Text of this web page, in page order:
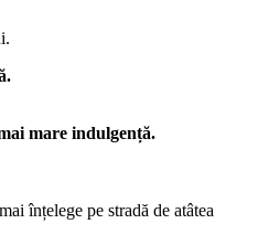
mare indulgență.
înțelege pe stradă de atâtea